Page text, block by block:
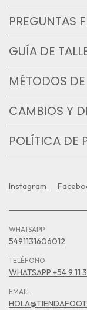
PREGUNTAS
GUÍA DE
MÉTODOS
CAMBIOS Y
POLÍTICA DE
Instagram
WHATSAPP
5491131606012
TELÉFONO
WHATSAPP +54 9 11
EMAIL